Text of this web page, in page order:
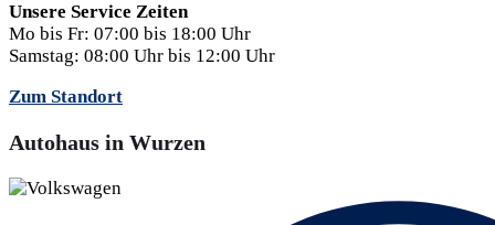
Unsere Service Zeiten
Mo bis Fr: 07:00 bis 18:00 Uhr
Samstag: 08:00 Uhr bis 12:00 Uhr
Zum Standort
Autohaus in Wurzen